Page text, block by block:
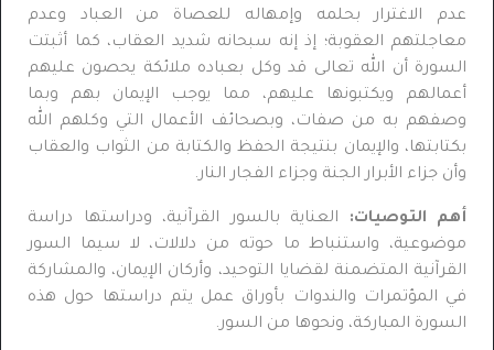
عدم الاغترار بحلمه وإمهاله للعصاة من العباد وعدم
معاجلتهم العقوبة؛ إذ إنه سبحانه شديد العقاب، كما أثبتت
السورة أن الله تعالى قد وكل بعباده ملائكة يحصون عليهم
أعمالهم ويكتبونها عليهم، مما يوجب الإيمان بهم وبما
وصفهم به من صفات، وبصحائف الأعمال التي وكلهم الله
بكتابتها، والإيمان بنتيجة الحفظ والكتابة من الثواب والعقاب
وأن جزاء الأبرار الجنة وجزاء الفجار النار.
أهم التوصيات: العناية بالسور القرآنية، ودراستها دراسة
موضوعية، واستنباط ما حوته من دلالات، لا سيما السور
القرآنية المتضمنة لقضايا التوحيد، وأركان الإيمان، والمشاركة
في المؤتمرات والندوات بأوراق عمل يتم دراستها حول هذه
السورة المباركة، ونحوها من السور.